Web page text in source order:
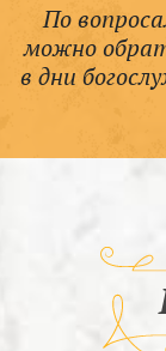
По
можно
в дни